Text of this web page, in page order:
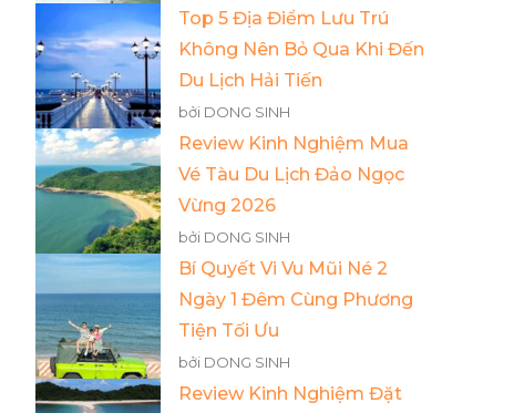
Top 5 Địa Điểm Lưu Trú
Không Nên Bỏ Qua Khi Đến
Du Lịch Hải Tiến
bởi DONG SINH
Review Kinh Nghiệm Mua
Vé Tàu Du Lịch Đảo Ngọc
Vừng 2026
bởi DONG SINH
Bí Quyết Vi Vu Mũi Né 2
Ngày 1 Đêm Cùng Phương
Tiện Tối Ưu
bởi DONG SINH
Review Kinh Nghiệm Đặt